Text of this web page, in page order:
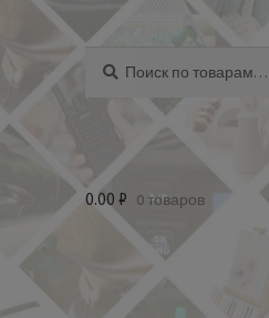
0.00 ₽ 0 товаров